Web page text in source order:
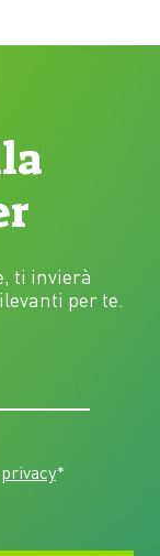
ti invierà
per te.
privacy*